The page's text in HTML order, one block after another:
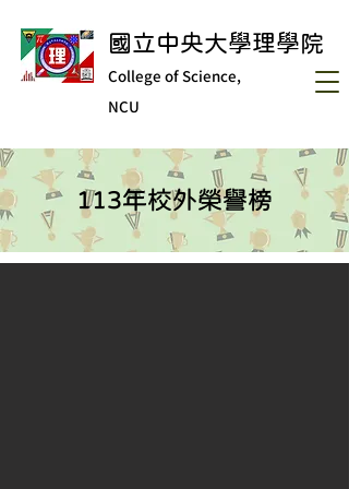
國立中央大學理學院
College of Science,
NCU
113年校外榮譽榜